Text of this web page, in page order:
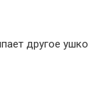
другое ушко